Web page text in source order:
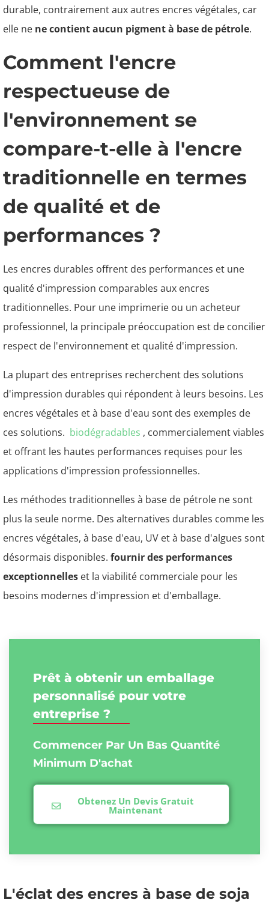
durable, contrairement aux autres encres végétales, car
elle ne ne contient aucun pigment à base de pétrole.
Comment l'encre
respectueuse de
l'environnement se
compare-t-elle à l'encre
traditionnelle en termes
de qualité et de
performances ?
Les encres durables offrent des performances et une
qualité d'impression comparables aux encres
traditionnelles. Pour une imprimerie ou un acheteur
professionnel, la principale préoccupation est de concilier
respect de l'environnement et qualité d'impression.
La plupart des entreprises recherchent des solutions
d'impression durables qui répondent à leurs besoins. Les
encres végétales et à base d'eau sont des exemples de
ces solutions. biodégradables , commercialement viables
et offrant les hautes performances requises pour les
applications d'impression professionnelles.
Les méthodes traditionnelles à base de pétrole ne sont
plus la seule norme. Des alternatives durables comme les
encres végétales, à base d'eau, UV et à base d'algues sont
désormais disponibles. fournir des performances
exceptionnelles et la viabilité commerciale pour les
besoins modernes d'impression et d'emballage.
Prêt à obtenir un emballage
personnalisé pour votre
entreprise ?
Commencer Par Un Bas Quantité
Minimum D'achat
Obtenez Un Devis Gratuit
Maintenant
L'éclat des encres à base de soja